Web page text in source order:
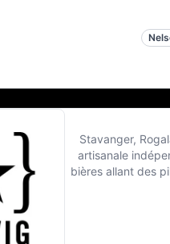
Stavanger,
artisanale
bières allant des